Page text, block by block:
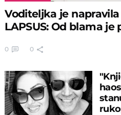
Voditeljka je napravila
LAPSUS: Od blama
0 0